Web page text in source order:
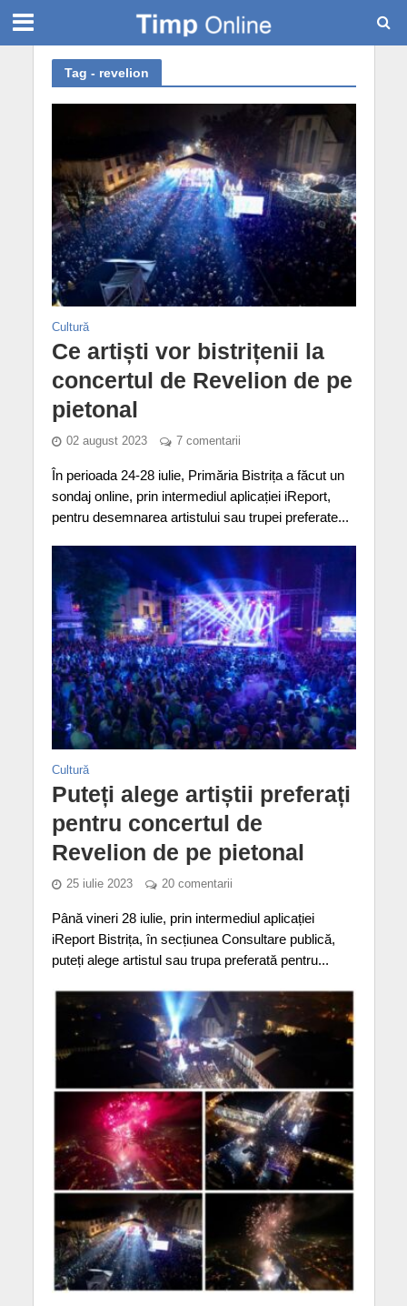
Tag - revelion
Cultură
Ce artiști vor bistrițenii la
concertul de Revelion de pe
pietonal
02 august 2023 7 comentarii
În perioada 24-28 iulie, Primăria Bistrița a făcut un
sondaj online, prin intermediul aplicației iReport,
pentru desemnarea artistului sau trupei preferate...
Cultură
Puteți alege artiștii preferați
pentru concertul de
Revelion de pe pietonal
25 iulie 2023 20 comentarii
Până vineri 28 iulie, prin intermediul aplicației
iReport Bistrița, în secțiunea Consultare publică,
puteți alege artistul sau trupa preferată pentru...